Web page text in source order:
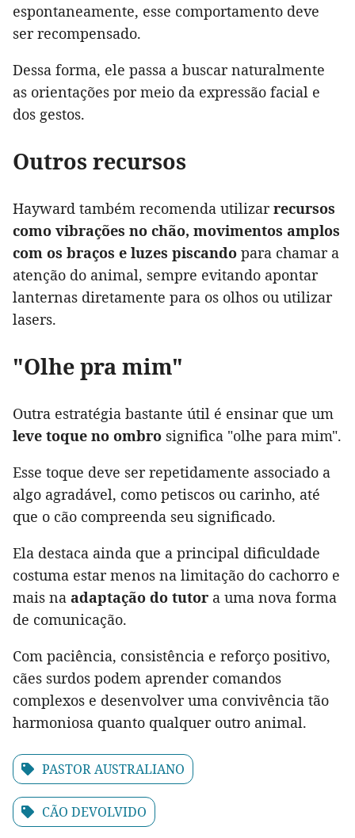
espontaneamente, esse comportamento deve
ser recompensado.
Dessa forma, ele passa a buscar naturalmente
as orientações por meio da expressão facial e
dos gestos.
Outros recursos
Hayward também recomenda utilizarrecursos
como vibrações no chão, movimentos amplos
com os braços e luzes piscando para chamar a
atenção do animal, sempre evitando apontar
lanternas diretamente para os olhos ou utilizar
lasers.
"Olhe pra mim"
Outra estratégia bastante útil é ensinar que um
leve toque no ombro significa "olhe para mim".
Esse toque deve ser repetidamente associado a
algo agradável, como petiscos ou carinho, até
que o cão compreenda seu significado.
Ela destaca ainda que a principal dificuldade
costuma estar menos na limitação do cachorro e
mais na adaptação do tutor a uma nova forma
de comunicação.
Com paciência, consistência e reforço positivo,
cães surdos podem aprender comandos
complexos e desenvolver uma convivência tão
harmoniosa quanto qualquer outro animal.
PASTOR AUSTRALIANO
CÃO DEVOLVIDO